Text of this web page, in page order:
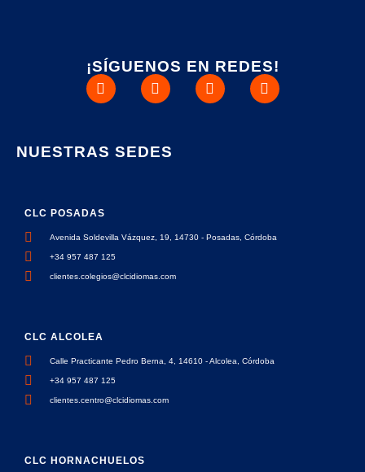
¡SÍGUENOS EN REDES!
NUESTRAS SEDES
CLC HORNACHUELOS
CLC ALCOLEA
Calle Practicante Pedro Berna, 4, 14610 - Alcolea, Córdoba
+34 957 487 125
clientes.centro@clcidiomas.com
CLC POSADAS
Avenida Soldevilla Vázquez, 19, 14730 - Posadas, Córdoba
+34 957 487 125
clientes.colegios@clcidiomas.com